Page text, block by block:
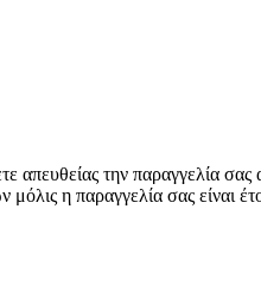
απευθείας την
η παραγγελία σας είναι